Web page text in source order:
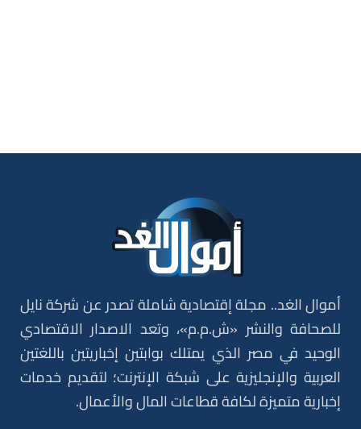
أموال الغد.. مجلة إقتصادية شاملة تصدر عن شركة نايل
للصحافة والنشر «ش.م.م»، وتعد الاصدار الاقتصادي
الوحيد في مصر الذي يمتلك بوابتين إخباريتين باللغتين
العربية والإنجليزية على شبكة الإنترنت؛ لتقديم خدمات
إخبارية متميزة لكافة قطاعات المال والأعمال.